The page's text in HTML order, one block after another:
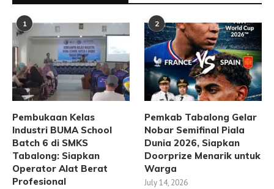
1
Pembukaan Kelas
Industri BUMA School
Batch 6 di SMKS
Tabalong: Siapkan
Operator Alat Berat
Profesional
2
Pemkab Tabalong Gelar
Nobar Semifinal Piala
Dunia 2026, Siapkan
Doorprize Menarik untuk
Warga
July 14, 2026